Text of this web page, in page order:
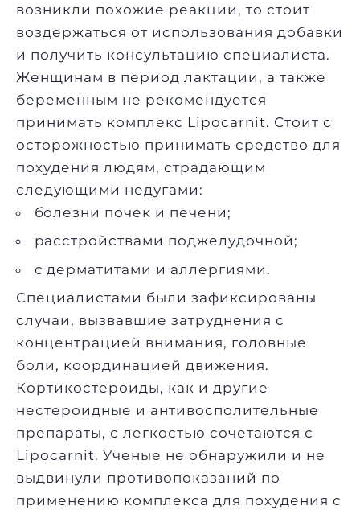
возникли похожие реакции, то стоит
воздержаться от использования добавки
и получить консультацию специалиста.
Женщинам в период лактации, а также
беременным не рекомендуется
принимать комплекс Lipocarnit. Стоит с
осторожностью принимать средство для
похудения людям, страдающим
следующими недугами:
болезни почек и печени;
расстройствами поджелудочной;
с дерматитами и аллергиями.
Специалистами были зафиксированы
случаи, вызвавшие затруднения с
концентрацией внимания, головные
боли, координацией движения.
Кортикостероиды, как и другие
нестероидные и антивосполительные
препараты, с легкостью сочетаются с
Lipocarnit. Ученые не обнаружили и не
выдвинули противопоказаний по
применению комплекса для похудения с